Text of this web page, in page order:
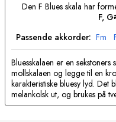
Den F Blues skala har
F, G
Passende akkorder: Fm
Bluesskalaen er en
mollskalaen og legge til en
karakteristiske bluesy lyd. Det
melankolsk ut, og brukes på